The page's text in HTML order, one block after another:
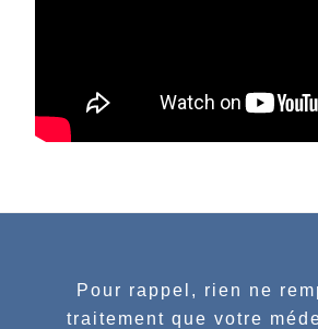
Pour rappel, rien ne
traitement que votre